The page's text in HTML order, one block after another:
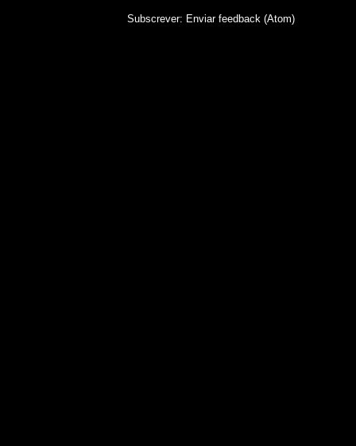
Subscrever: Enviar feedback (Atom)